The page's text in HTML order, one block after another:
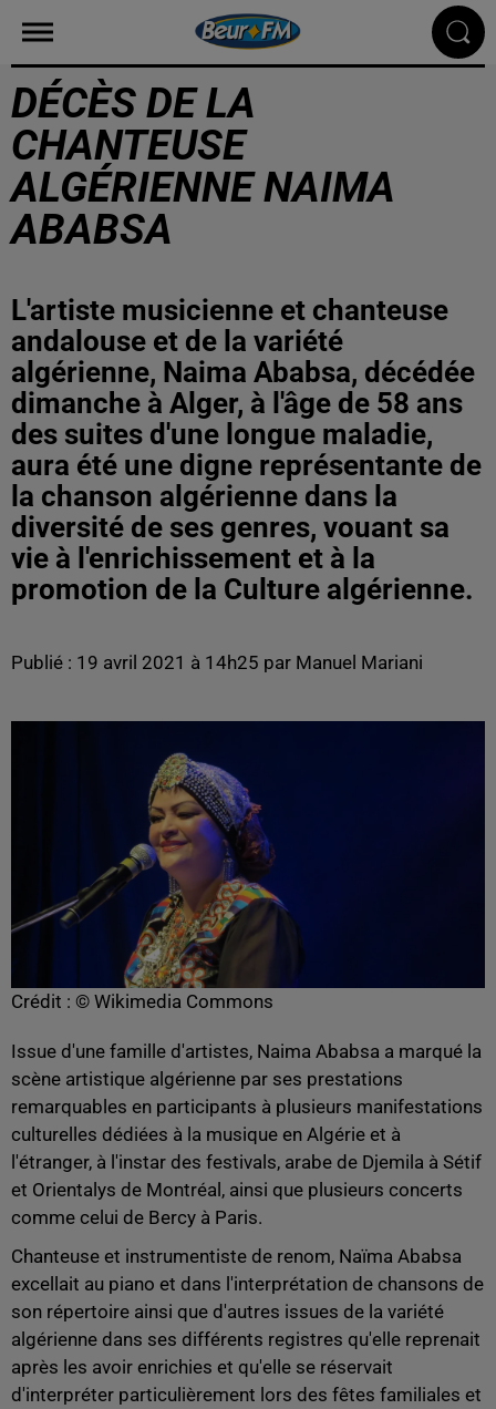
DÉCÈS DE LA
CHANTEUSE
ALGÉRIENNE NAIMA
ABABSA
L'artiste musicienne et chanteuse
andalouse et de la variété
algérienne, Naima Ababsa, décédée
dimanche à Alger, à l'âge de 58 ans
des suites d'une longue maladie,
aura été une digne représentante de
la chanson algérienne dans la
diversité de ses genres, vouant sa
vie à l'enrichissement et à la
promotion de la Culture algérienne.
Publié : 19 avril 2021 à 14h25 par Manuel Mariani
Crédit : © Wikimedia Commons
Issue d'une famille d'artistes, Naima Ababsa a marqué la
scène artistique algérienne par ses prestations
remarquables en participants à plusieurs manifestations
culturelles dédiées à la musique en Algérie et à
l'étranger, à l'instar des festivals, arabe de Djemila à Sétif
et Orientalys de Montréal, ainsi que plusieurs concerts
comme celui de Bercy à Paris.
Chanteuse et instrumentiste de renom, Naïma Ababsa
excellait au piano et dans l'interprétation de chansons de
son répertoire ainsi que d'autres issues de la variété
algérienne dans ses différents registres qu'elle reprenait
après les avoir enrichies et qu'elle se réservait
d'interpréter particulièrement lors des fêtes familiales et